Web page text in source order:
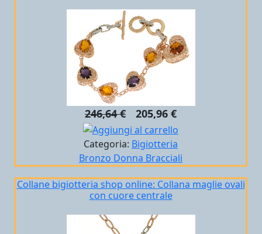
246,64 € 205,96 €
Categoria: Bigiotteria
Bronzo Donna Bracciali
Collane bigiotteria shop online: Collana maglie ovali
con cuore centrale